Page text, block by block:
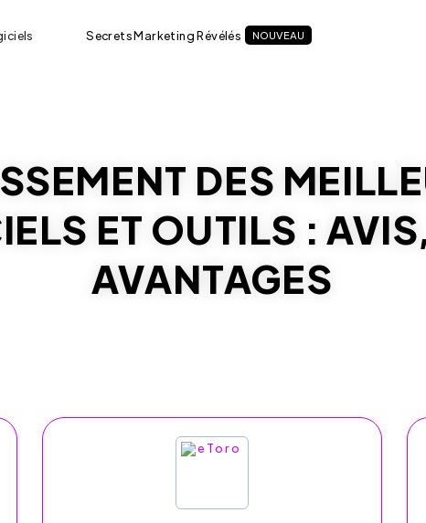
Secrets Marketing Révélés NOUVEAU
DES
ET OUTILS :
AVANTAGES